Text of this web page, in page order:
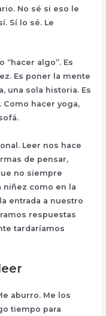
No sé si eso le
Sí lo sé. Le
“hacer algo”. Es
Es poner la mente
una sola historia. Es
hacer yoga,
Leer nos hace
de pensar,
no siempre
niñez como en la
entrada a nuestro
respuestas
tardaríamos
aburro. Me los
tiempo para